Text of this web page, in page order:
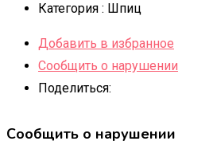
Категория : Шпиц
Добавить в избранное
Сообщить о нарушении
Поделиться:
Сообщить о нарушении